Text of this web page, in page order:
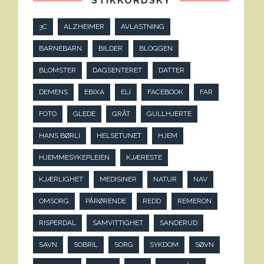
3C ALZHEIMER AVLASTNING
BARNEBARN BILDER BLOGGEN
BLOMSTER DAGSENTERET DATTER
DEMENS EBIXA ELI FACEBOOK FAR
FOTO GLEDE GRÅT GULLHJERTE
HANS BØRLI HELSETUNET HJEM
HJEMMESYKEPLEIEN KJÆRESTE
KJÆRLIGHET MEDISINER NATUR NAV
OMSORG PÅRØRENDE REDD REMERON
RISPERDAL SAMVITTIGHET SANDERUD
SAVN SOBRIL SORG SYKDOM SØVN